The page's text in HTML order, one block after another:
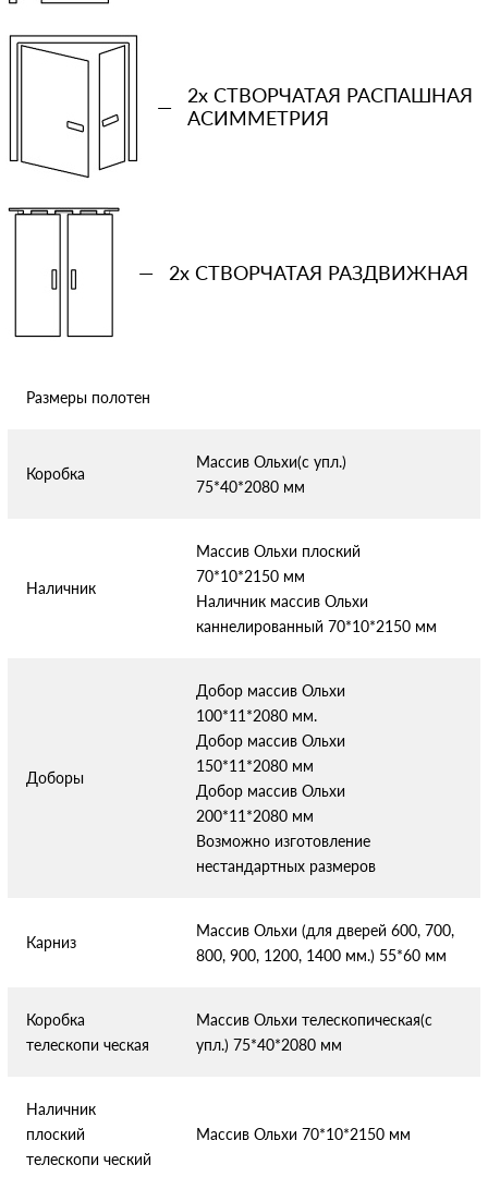
—
2x СТВОРЧАТАЯ РАСПАШНАЯ
АСИММЕТРИЯ
— 2x СТВОРЧАТАЯ РАЗДВИЖНАЯ
Размеры полотен
Коробка
Массив Ольхи(с упл.)
75*40*2080 мм
Наличник
Массив Ольхи плоский
70*10*2150 мм
Наличник массив Ольхи
каннелированный 70*10*2150 мм
Доборы
Добор массив Ольхи
100*11*2080 мм.
Добор массив Ольхи
150*11*2080 мм
Добор массив Ольхи
200*11*2080 мм
Возможно изготовление
нестандартных размеров
Карниз
Массив Ольхи (для дверей 600, 700,
800, 900, 1200, 1400 мм.) 55*60 мм
Коробка
телескопи ческая
Массив Ольхи телескопическая(с
упл.) 75*40*2080 мм
Наличник
плоский
телескопи ческий
Массив Ольхи 70*10*2150 мм
Количество проемов
− +
Ваша примерная смета на двери
Отправляя форму вы соглашаетесь с условиями